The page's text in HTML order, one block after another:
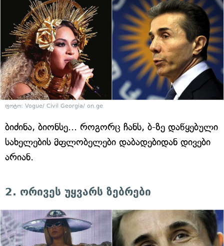
ფოტო: Vogue/ Civil Georgia/ on.ge
ბიძინა, ბიონსე... როგორც ჩანს, ბ-ზე დაწყებული
სახელების მფლობელები დაბადებიდან დივები
არიან.
2. ორივეს უყვარს ზებრები